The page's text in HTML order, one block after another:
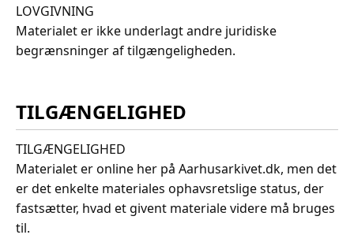
LOVGIVNING
Materialet er ikke underlagt andre juridiske
begrænsninger af tilgængeligheden.
TILGÆNGELIGHED
TILGÆNGELIGHED
Materialet er online her på Aarhusarkivet.dk, men det
er det enkelte materiales ophavsretslige status, der
fastsætter, hvad et givent materiale videre må bruges
til.